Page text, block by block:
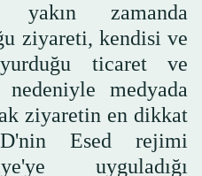
yakın zamanda
ziyareti, kendisi ve
ticaret ve
nedeniyle medyada
ziyaretin en dikkat
Esed rejimi
uyguladığı